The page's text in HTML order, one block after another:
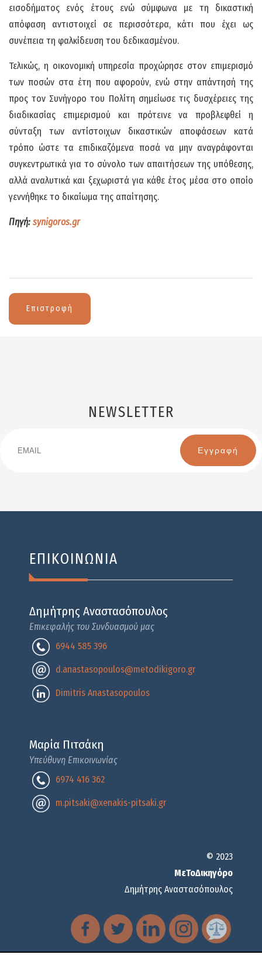
εισοδήματος ενός έτους ενώ σύμφωνα με τη δικαστική
απόφαση αντιστοιχεί σε περισσότερα, κάτι που έχει ως
συνέπεια τη φαλκίδευση του δεδικασμένου.
Τελικώς, η οικονομική υπηρεσία προχώρησε στον επιμερισμό
των ποσών στα έτη που αφορούν, ενώ στην απάντησή της
προς τον Συνήγορο του Πολίτη σημείωσε τις δυσχέρειες της
διαδικασίας επιμερισμού και πρότεινε να προβλεφθεί η
σύνταξη των αντίστοιχων δικαστικών αποφάσεων κατά
τρόπο ώστε τα επιδικαζόμενα ποσά να μην αναγράφονται
συγκεντρωτικά για το σύνολο των απαιτήσεων της υπόθεσης,
αλλά αναλυτικά και ξεχωριστά για κάθε έτος μέσα στο οποίο
γεννήθηκε το δικαίωμα της απαίτησης.
Πηγή: synigoros.gr
Επιστροφή
NEWSLETTER
ΕΠΙΚΟΙΝΩΝΙΑ
Δημήτρης Αναστασόπουλος
Επικεφαλής του Συνδυασμού μας
6944 585 396
d.anastasopoulos@metodikigoro.gr
Dimitris Anastasopoulos
Μαρία Πιτσάκη
Υπεύθυνη Επικοινωνίας
6974 416 362
m.pitsaki@xenakis-pitsaki.gr
© 2023
ΜεΤοΔικηγόρο
Δημήτρης Αναστασόπουλος